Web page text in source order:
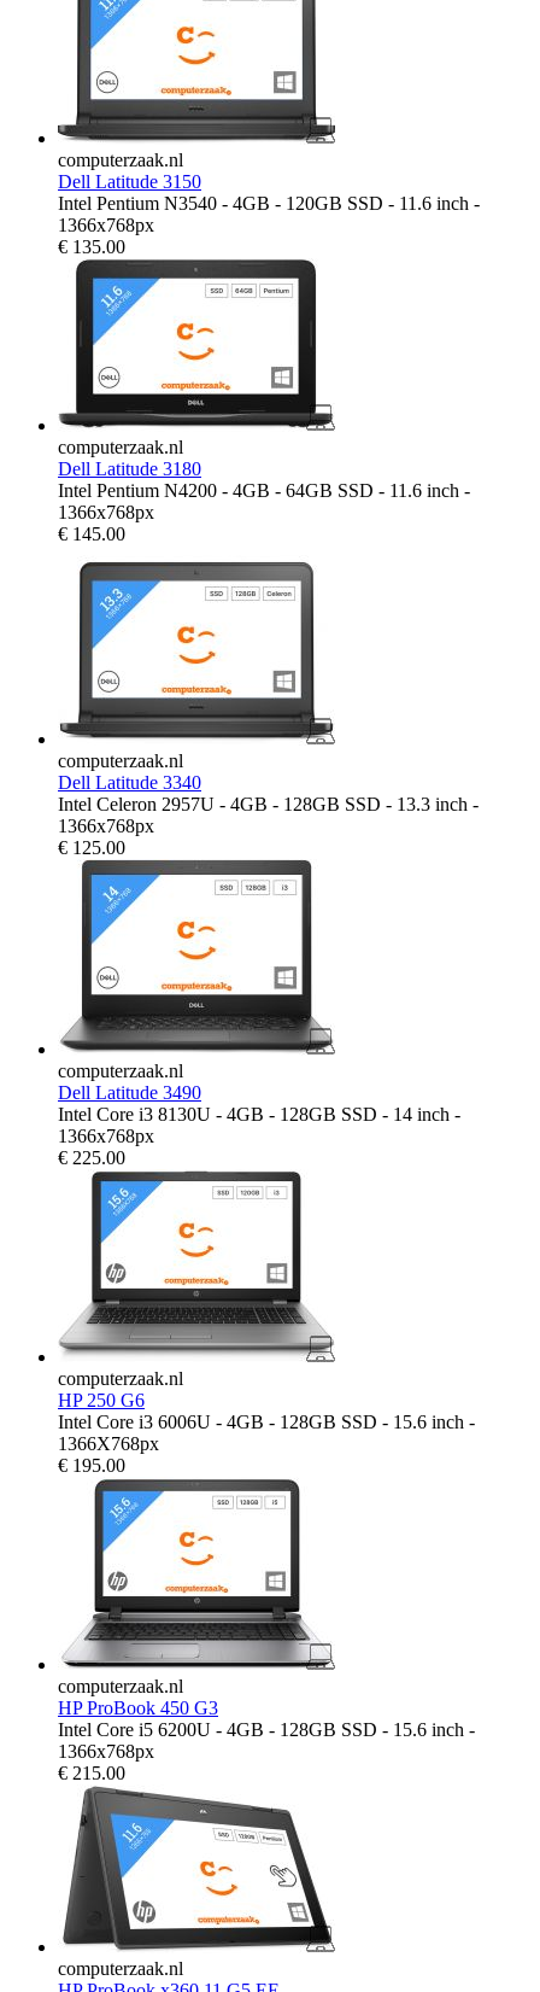
computerzaak.nl
Dell Latitude 3150
Intel Pentium N3540 - 4GB - 120GB SSD - 11.6 inch -
1366x768px
€ 135.00
computerzaak.nl
Dell Latitude 3180
Intel Pentium N4200 - 4GB - 64GB SSD - 11.6 inch -
1366x768px
€ 145.00
computerzaak.nl
Dell Latitude 3340
Intel Celeron 2957U - 4GB - 128GB SSD - 13.3 inch -
1366x768px
€ 125.00
computerzaak.nl
Dell Latitude 3490
Intel Core i3 8130U - 4GB - 128GB SSD - 14 inch -
1366x768px
€ 225.00
computerzaak.nl
HP 250 G6
Intel Core i3 6006U - 4GB - 128GB SSD - 15.6 inch -
1366X768px
€ 195.00
computerzaak.nl
HP ProBook 450 G3
Intel Core i5 6200U - 4GB - 128GB SSD - 15.6 inch -
1366x768px
€ 215.00
computerzaak.nl